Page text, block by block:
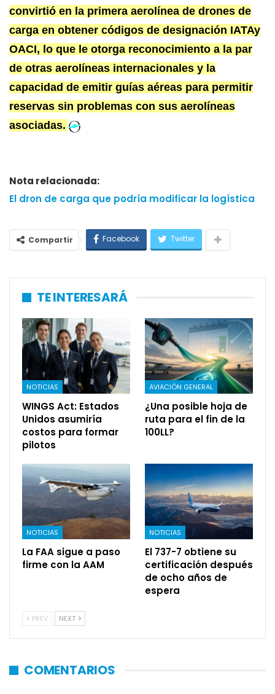
convirtió en la primera aerolínea de drones de
carga en obtener códigos de designación IATAy
OACI, lo que le otorga reconocimiento a la par
de otras aerolíneas internacionales y la
capacidad de emitir guías aéreas para permitir
reservas sin problemas con sus aerolíneas
asociadas.
Nota relacionada:
El dron de carga que podría modificar la logística
Compartir Facebook Twitter
TE INTERESARÁ
NOTICIAS
WINGS Act: Estados
Unidos asumiría
costos para formar
pilotos
AVIACIÓN GENERAL
¿Una posible hoja de
ruta para el fin de la
100LL?
NOTICIAS
La FAA sigue a paso
firme con la AAM
NOTICIAS
El 737-7 obtiene su
certificación después
de ocho años de
espera
PREV NEXT
COMENTARIOS